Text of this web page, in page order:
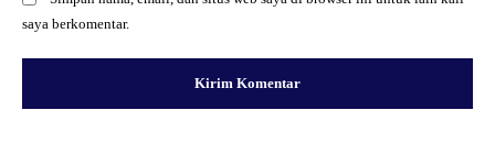
saya berkomentar.